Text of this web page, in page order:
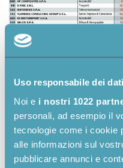
Uso responsabile dei dati
Noi e i nostri 1022
personali, ad esempio il
tecnologie come i cookie
alle informazioni sul
pubblicare annunci e
“Rientrare tra le